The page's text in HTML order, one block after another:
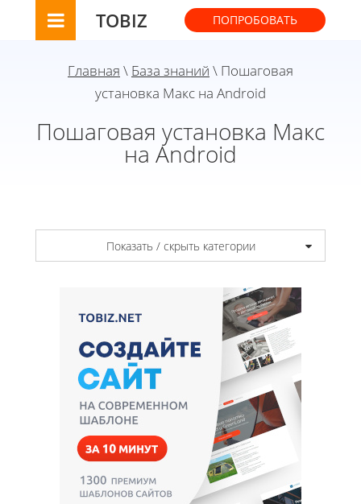
TOBIZ ПОПРОБОВАТЬ
Главная \ База знаний \ Пошаговая
установка Макс на Android
Пошаговая установка Макс
на Android
Показать / скрыть категории